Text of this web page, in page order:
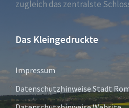
zugleich das zentralste
Das Kleingedruckte
Impressum
Datenschutzhinweise Stadt